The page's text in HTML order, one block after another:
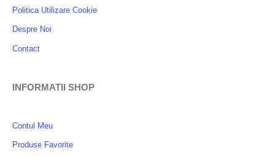
Politica Utilizare Cookie
Despre Noi
Contact
INFORMATII SHOP
Contul Meu
Produse Favorite